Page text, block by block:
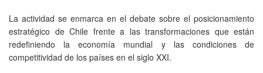
La actividad se enmarca en el debate sobre el posicionamiento
estratégico de Chile frente a las transformaciones que están
redefiniendo la economía mundial y las condiciones de
competitividad de los países en el siglo XXI.